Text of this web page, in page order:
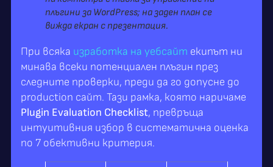
плъгини за WordPress; на заден план се
вижда екран с презентация.
При всяка изработка на уебсайт екипът ни
минава всеки потенциален плъгин през
следните проверки, преди да го допусне до
production сайт. Тази рамка, която наричаме
Plugin Evaluation Checklist, превръща
интуитивния избор в систематична оценка
по 7 обективни критерия.